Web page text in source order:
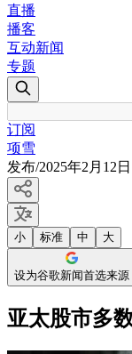
直播
播客
互动新闻
专题
订阅
项雪
发布/2025年2月12
小 标准 中 大
设为谷歌新闻首选来源
亚太股市多